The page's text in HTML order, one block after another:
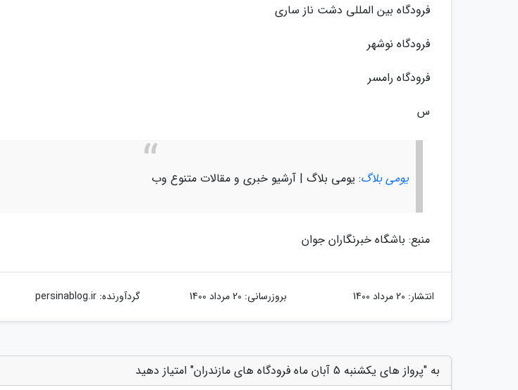
فرودگاه بین المللی دشت ناز ساری
فرودگاه نوشهر
فرودگاه رامسر
س
یومی بلاگ: یومی بلاگ | آرشیو خبری و مقالات متنوع وب
منبع: باشگاه خبرنگاران جوان
انتشار: 20 مرداد 1400 بروزرسانی: 20 مرداد 1400 گردآورنده:persinablog.ir
به "پرواز های یکشنبه 5 آبان ماه فرودگاه های مازندران" امتیاز دهید